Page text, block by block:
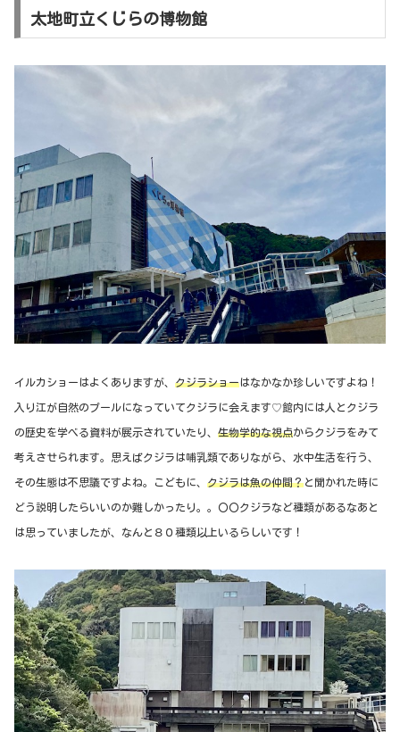
太地町立くじらの博物館
イルカショーはよくありますが、 クジラショーはなかなか珍しいですよね！
入り江が自然のプールになっていてクジラに会えます♡館内には人とクジラ
の歴史を学べる資料が展示されていたり、 生物学的な視点からクジラをみて
考えさせられます。思えばクジラは哺乳類でありながら、水中生活を行う、
その生態は不思議ですよね。こどもに、 クジラは魚の仲間？と聞かれた時に
どう説明したらいいのか難しかったり。。〇〇クジラなど種類があるなあと
は思っていましたが、なんと８０種類以上いるらしいです！